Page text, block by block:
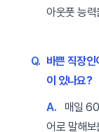
아웃풋 능
Q. 바쁜 직장
이 있나요?
A.
매일
어로 말해